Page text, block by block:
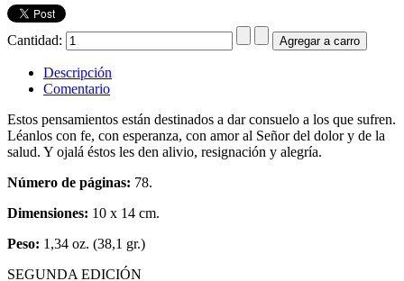
Cantidad:
Descripción
Comentario
Estos pensamientos están destinados a dar consuelo a los que sufren.
Léanlos con fe, con esperanza, con amor al Señor del dolor y de la
salud. Y ojalá éstos les den alivio, resignación y alegría.
Número de páginas: 78.
Dimensiones: 10 x 14 cm.
Peso: 1,34 oz. (38,1 gr.)
SEGUNDA EDICIÓN